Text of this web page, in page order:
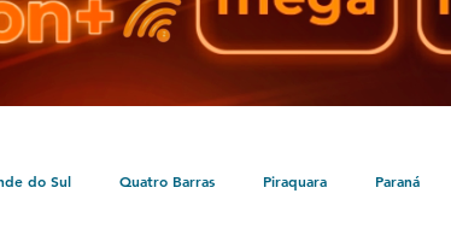
do Sul Quatro Barras Piraquara Paraná